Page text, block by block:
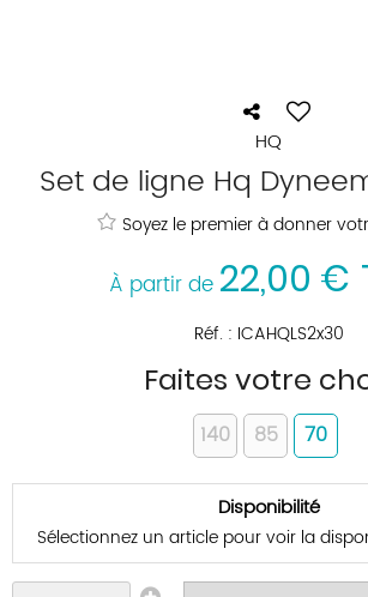
HQ
Set de ligne Hq
Soyez le premier à donner
À partir de 22,00 €
Réf. : ICAHQLS2x30
Faites votre
140 85 70
Disponibilité
Sélectionnez un article pour voir la